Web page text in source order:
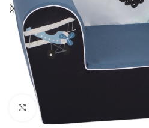
Κλικ για μεγέθυνση